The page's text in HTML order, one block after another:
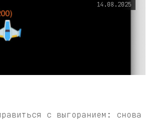
14.08.2025
с выгоранием: снова